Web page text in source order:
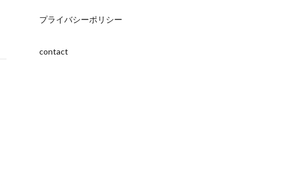
プライバシーポリシー
contact